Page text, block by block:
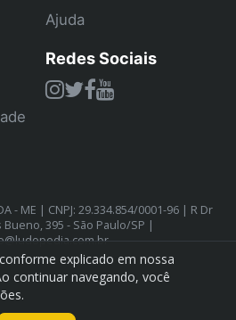
Ajuda
Redes Sociais
- ME | CNPJ: 29.334.854/0001-96 | R Dr
395 - São Paulo/SP |
explicado em nossa
continuar navegando, você